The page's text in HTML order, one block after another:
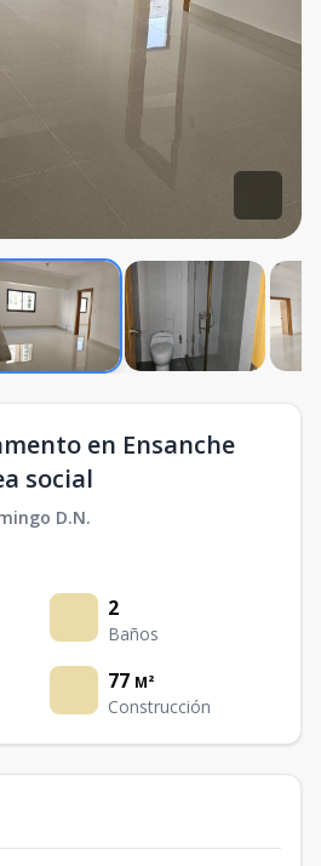
en Ensanche
social
D.N.
2
Baños
77 M²
Construcción